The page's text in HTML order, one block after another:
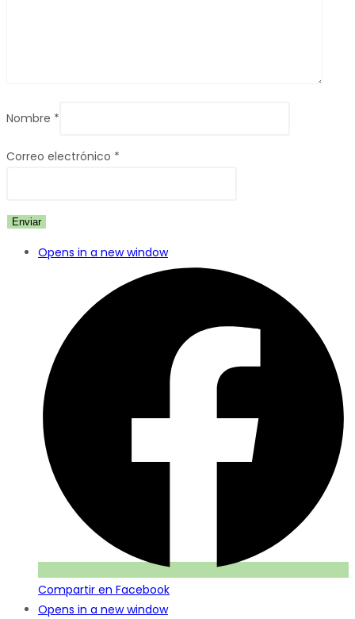
Nombre *
Correo electrónico *
Opens in a new window
Compartir en Facebook
Opens in a new window